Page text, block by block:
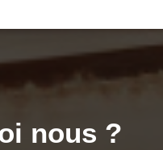
nous ?